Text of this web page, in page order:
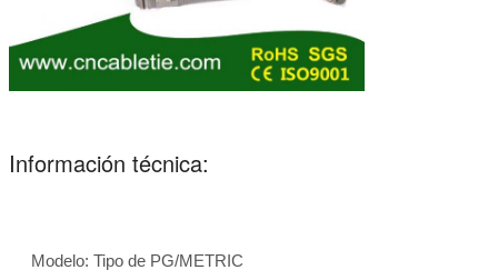
Información técnica:
Modelo: Tipo de PG/METRIC